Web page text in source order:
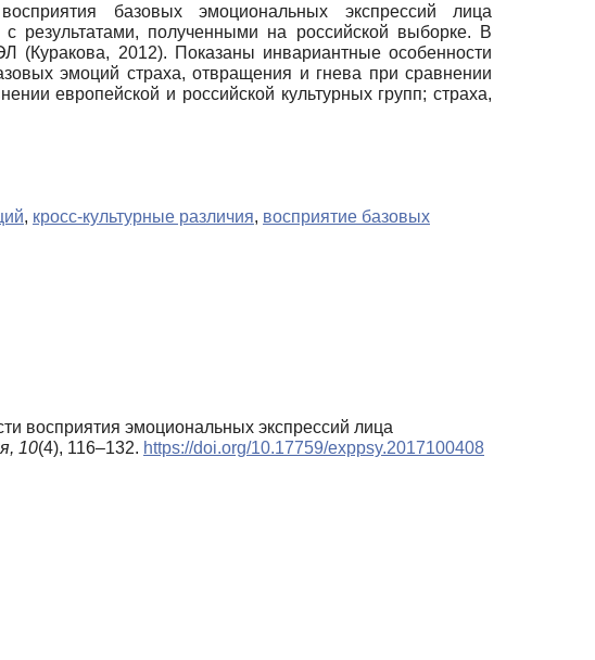
базовых эмоциональных экспрессий лица
результатами, полученными на российской выборке. В
(Куракова, 2012). Показаны инвариантные особенности
эмоций страха, отвращения и гнева при сравнении
европейской и российской культурных групп; страха,
, кросс-культурные различия, восприятие базовых
восприятия эмоциональных экспрессий лица
10(4), 116–132. https://doi.org/10.17759/exppsy.2017100408